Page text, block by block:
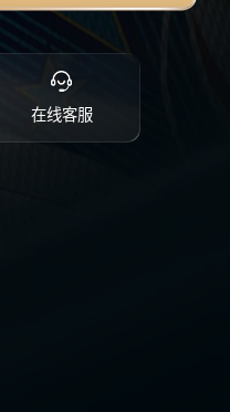
在线客服